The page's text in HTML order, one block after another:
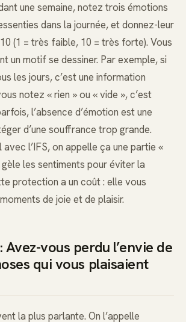
une semaine, notez trois émotions
dans la journée, et donnez-leur
(1 = très faible, 10 = très forte). Vous
un motif se dessiner. Par exemple, si
les jours, c’est une information
notez « rien » ou « vide », c’est
l’absence d’émotion est une
d’une souffrance trop grande.
l’IFS, on appelle ça une partie «
les sentiments pour éviter la
protection a un coût : elle vous
de joie et de plaisir.
Avez-vous perdu l’envie de
qui vous plaisaient
la plus parlante. On l’appelle